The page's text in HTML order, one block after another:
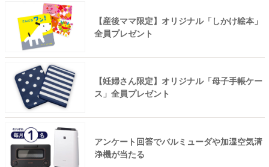
【産後ママ限定】オリジナル「しかけ絵本」
全員プレゼント
【妊婦さん限定】オリジナル「母子手帳ケー
ス」全員プレゼント
アンケート回答でバルミューダや加湿空気清
浄機が当たる